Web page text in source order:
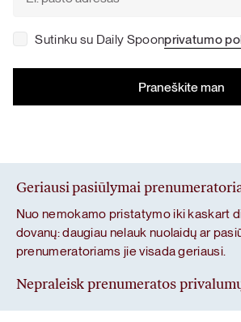
Sutinku su Daily Spoonprivatumo
Geriausi pasiūlymai
Nuo nemokamo pristatymo iki kaskart
dovanų: daugiau nelauk nuolaidų ar
prenumeratoriams jie visada geriausi.
Nepraleisk prenumeratos